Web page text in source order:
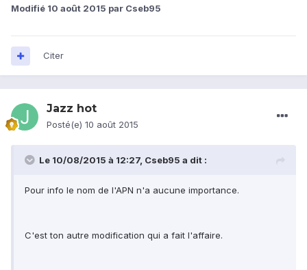
Modifié 10 août 2015 par Cseb95
Citer
Jazz hot
Posté(e) 10 août 2015
Le 10/08/2015 à 12:27, Cseb95 a dit :
Pour info le nom de l'APN n'a aucune importance.
C'est ton autre modification qui a fait l'affaire.